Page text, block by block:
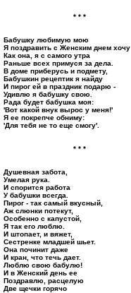
* * *
Бабушку любимую мою
Я поздравить с Женским днем хочу
Как она, я с самого утра
Раньше всех примуся за дела.
В доме приберусь и подмету,
Бабушкин рецептик я найду
И пирог ей в праздник подарю -
Удивлю я бабушку свою.
Рада будет бабушка моя:
'Вот какой внук вырос у меня!'
Я ее покрепче обниму:
'Для тебя не то еще смогу'.
* * *
Душевная забота,
Умелая рука.
И спорится работа
У бабушки всегда.
Пирог - так самый вкусный,
Аж слюнки потекут,
Особенно с капустой,
Я так его люблю.
И штопает, и вяжет,
Сестренке младшей шьет.
Она починит даже
И кран, что течь дает.
Люблю свою бабулю!
И в Женский день ее
Поздравлю, расцелую
Две щечки горячо